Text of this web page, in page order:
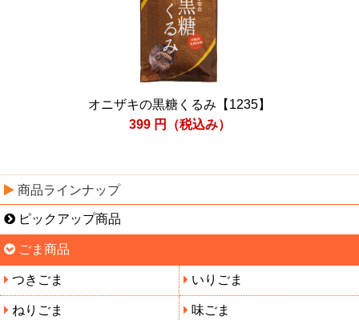
オニザキの黒糖くるみ【1235】
399 円（税込み）
商品ラインナップ
ピックアップ商品
ごま商品
つきごま いりごま
ねりごま 味ごま